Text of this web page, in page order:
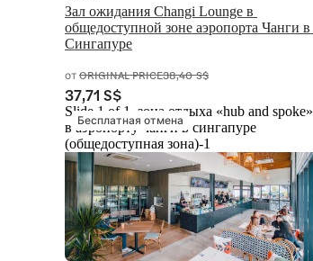
Зал ожидания Changi Lounge в
общедоступной зоне аэропорта Чанги в
Сингапуре
отORIGINAL PRICE38,40 S$
37,71 S$
Бесплатная отмена
Slide 1 of 1, зона отдыха «hub and spoke»
в аэропорту чанги в сингапуре
(общедоступная зона)-1